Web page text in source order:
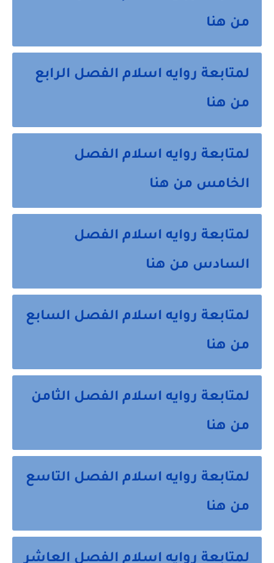
من هنا
لمتابعة روايه اسلام الفصل الرابع
من هنا
لمتابعة روايه اسلام الفصل
الخامس من هنا
لمتابعة روايه اسلام الفصل
السادس من هنا
لمتابعة روايه اسلام الفصل السابع
من هنا
لمتابعة روايه اسلام الفصل الثامن
من هنا
لمتابعة روايه اسلام الفصل التاسع
من هنا
لمتابعة روايه اسلام الفصل العاشر